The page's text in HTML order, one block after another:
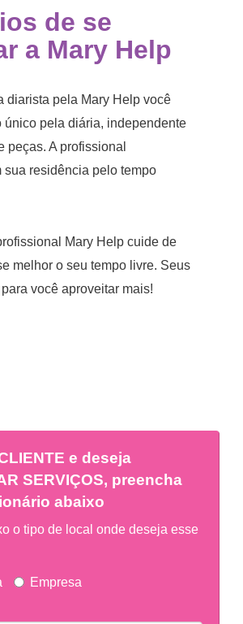
de se
a Mary Help
diarista pela Mary Help você
único pela diária, independente
peças. A profissional
sua residência pelo tempo
Mary Help cuide de
melhor o seu tempo livre. Seus
você aproveitar mais!
e deseja
SERVIÇOS, preencha
abaixo
o tipo de local onde deseja esse
Empresa